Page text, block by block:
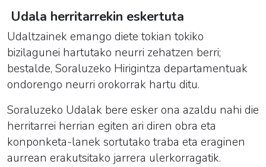
Udala herritarrekin eskertuta
Udaltzainek emango diete tokian tokiko
bizilagunei hartutako neurri zehatzen berri;
bestalde, Soraluzeko Hirigintza departamentuak
ondorengo neurri orokorrak hartu ditu.
Soraluzeko Udalak bere esker ona azaldu nahi die
herritarrei herrian egiten ari diren obra eta
konponketa-lanek sortutako traba eta eraginen
aurrean erakutsitako jarrera ulerkorragatik.